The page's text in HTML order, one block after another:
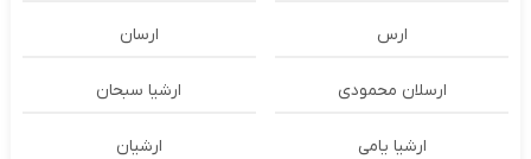
ارس ارسان
ارسلان محمودی ارشیا سبحان
ارشیا یامی ارشیان